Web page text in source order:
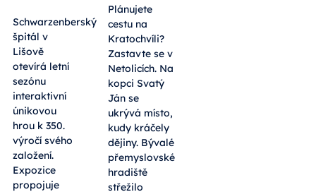
Schwarzenberský
špitál v
Lišově
otevírá letní
sezónu
interaktivní
únikovou
hrou k 350.
výročí svého
založení.
Expozice
propojuje
Plánujete
cestu na
Kratochvíli?
Zastavte se v
Netolicích. Na
kopci Svatý
Ján se
ukrývá místo,
kudy kráčely
dějiny. Bývalé
přemyslovské
hradiště
střežilo